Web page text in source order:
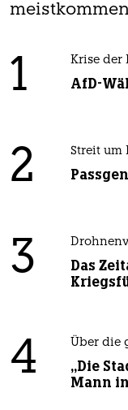
1 Krise der
AfD-
2 Streit um
3
Das
4 Über die
„Die
Mann